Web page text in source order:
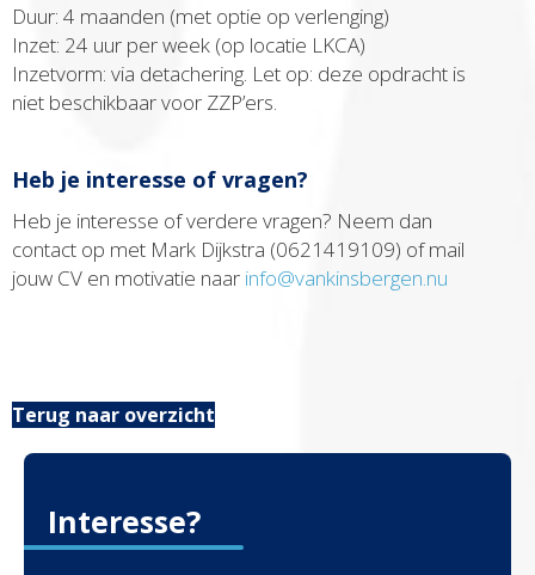
Duur: 4 maanden (met optie op verlenging)
Inzet: 24 uur per week (op locatie LKCA)
Inzetvorm: via detachering. Let op: deze opdracht is
niet beschikbaar voor ZZP’ers.
Heb je interesse of vragen?
Heb je interesse of verdere vragen? Neem dan
contact op met Mark Dijkstra (0621419109) of mail
jouw CV en motivatie naar info@vankinsbergen.nu
Terug naar overzicht
Interesse?